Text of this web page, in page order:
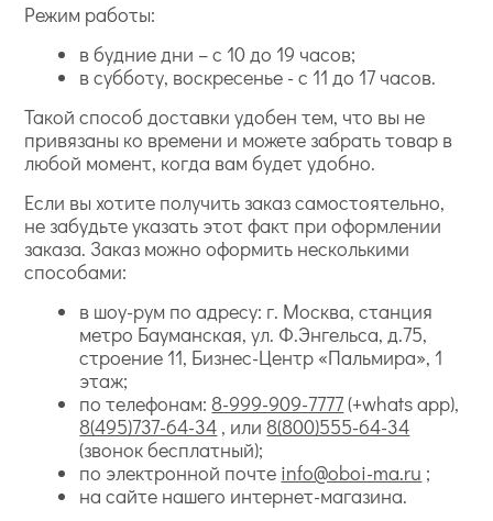
Режим работы:
в будние дни – с 10 до 19 часов;
в субботу, воскресенье - с 11 до 17 часов.
Такой способ доставки удобен тем, что вы не
привязаны ко времени и можете забрать товар в
любой момент, когда вам будет удобно.
Если вы хотите получить заказ самостоятельно,
не забудьте указать этот факт при оформлении
заказа. Заказ можно оформить несколькими
способами:
в шоу-рум по адресу: г. Москва, станция
метро Бауманская, ул. Ф.Энгельса, д.75,
строение 11, Бизнес-Центр «Пальмира», 1
этаж;
по телефонам: 8-999-909-7777(+whats app),
8(495)737-64-34 , или 8(800)555-64-34
(звонок бесплатный);
по электронной почте info@oboi-ma.ru ;
на сайте нашего интернет-магазина.